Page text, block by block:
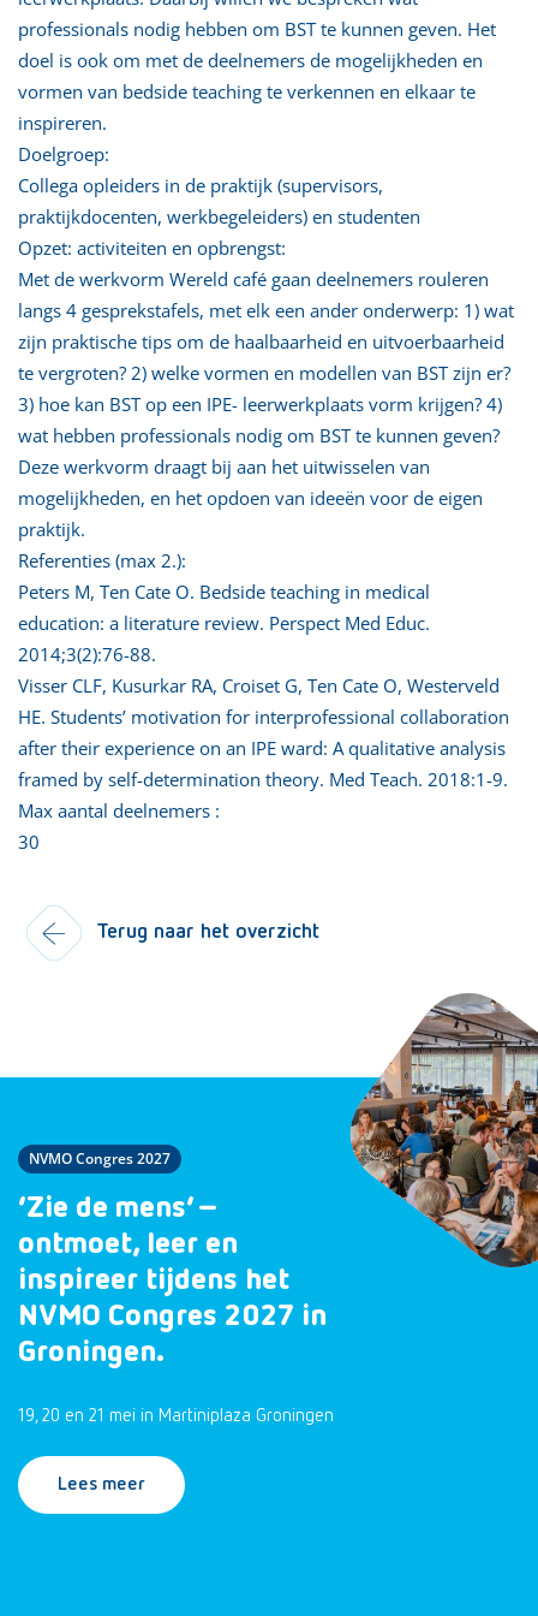
professionals nodig hebben om BST te kunnen geven. Het
doel is ook om met de deelnemers de mogelijkheden en
vormen van bedside teaching te verkennen en elkaar te
inspireren.
Doelgroep:
Collega opleiders in de praktijk (supervisors,
praktijkdocenten, werkbegeleiders) en studenten
Opzet: activiteiten en opbrengst:
Met de werkvorm Wereld café gaan deelnemers rouleren
langs 4 gesprekstafels, met elk een ander onderwerp: 1) wat
zijn praktische tips om de haalbaarheid en uitvoerbaarheid
te vergroten? 2) welke vormen en modellen van BST zijn er?
3) hoe kan BST op een IPE- leerwerkplaats vorm krijgen? 4)
wat hebben professionals nodig om BST te kunnen geven?
Deze werkvorm draagt bij aan het uitwisselen van
mogelijkheden, en het opdoen van ideeën voor de eigen
praktijk.
Referenties (max 2.):
Peters M, Ten Cate O. Bedside teaching in medical
education: a literature review. Perspect Med Educ.
2014;3(2):76-88.
Visser CLF, Kusurkar RA, Croiset G, Ten Cate O, Westerveld
HE. Students’ motivation for interprofessional collaboration
after their experience on an IPE ward: A qualitative analysis
framed by self-determination theory. Med Teach. 2018:1-9.
Max aantal deelnemers :
30
Terug naar het overzicht
NVMO Congres 2027
‘Zie de mens’ –
ontmoet, leer en
inspireer tijdens het
NVMO Congres 2027 in
Groningen.
19, 20 en 21 mei in Martiniplaza Groningen
Lees meer